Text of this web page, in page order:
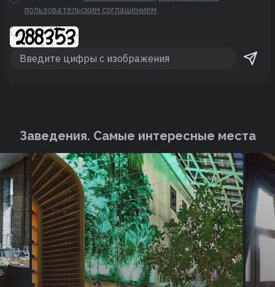
пользовательским соглашением
Заведения. Cамые интересные места